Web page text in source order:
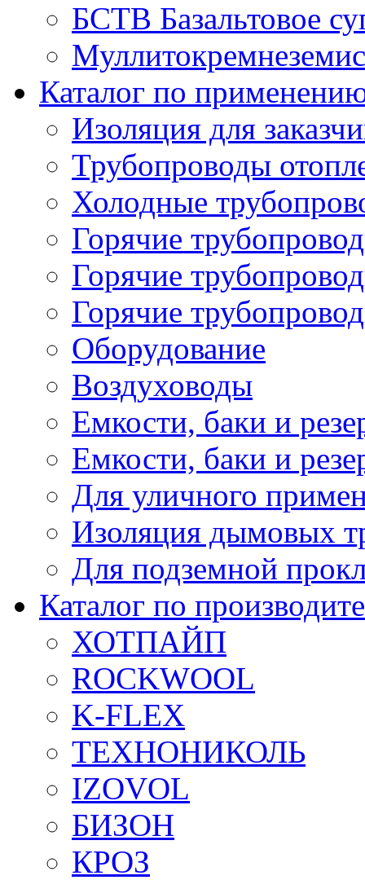
БСТВ Базальтовое
Каталог по
Изоляция для
Трубопроводы
Холодные
Горячие
Горячие
Горячие
Оборудование
Воздуховоды
Емкости, баки и
Емкости, баки и
Для уличного
Изоляция дымовых
Для подземной
Каталог по
ХОТПАЙП
ROCKWOOL
K-FLEX
ТЕХНОНИКОЛЬ
IZOVOL
БИЗОН
КРОЗ